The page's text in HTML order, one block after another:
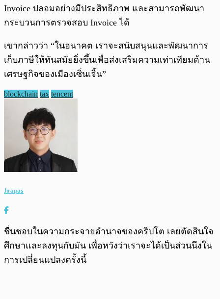
Invoice ปลอมอย่างมีประสิทธิภาพ และสามารถพัฒนา
กระบวนการตรวจสอบ Invoice ได้
เขากล่าวว่า “ในอนาคต เราจะสนับสนุนและพัฒนาการ
เก็บภาษีให้ทันสมัยยิ่งขึ้นเพื่อส่งเสริมความเท่าเทียมด้าน
เศรษฐกิจของเมืองเซิ่นเจิ้น”
blockchain tax tencent
Jirapas
ชื่นชอบในความกระจายอำนาจของคริปโต เลยตัดสินใจ
ศึกษาและลงทุนกับมัน เพื่อหวังว่าเราจะได้เป็นส่วนนึงใน
การเปลี่ยนแปลงครั้งนี้